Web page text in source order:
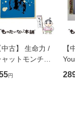
中古】 生命力 /
ットモンチー /
ューンレコード
【メール便送
円
【
のが